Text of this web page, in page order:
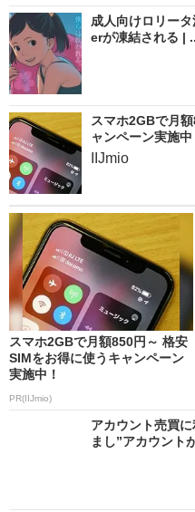
成人向けロリー
erが凍結される |
スマホ2GBで月
ャンペーン実施中
IIJmio
スマホ2GBで月額850円～ 格安
SIMをお得に使うキャンペーン
実施中！
PR(IIJmio)
アカウント売買
まし”アカウント